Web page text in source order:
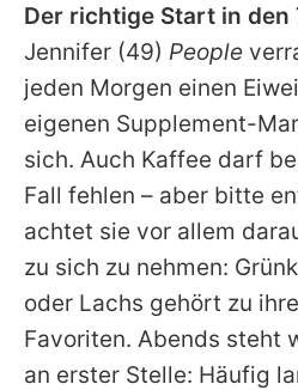
Der richtige Start in
Jennifer (49) People
jeden Morgen einen
eigenen Supplement-
sich. Auch Kaffee darf
Fall fehlen – aber bitte
achtet sie vor allem
zu sich zu nehmen:
oder Lachs gehört zu
Favoriten. Abends steht
an erster Stelle: Häufig